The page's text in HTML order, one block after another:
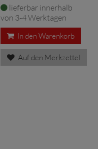
lieferbar innerhalb
von 3-4 Werktagen
In den Warenkorb
Auf den Merkzettel